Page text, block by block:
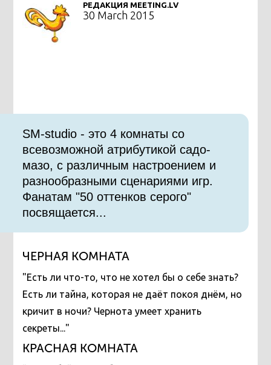
РЕДАКЦИЯ MEETING.LV
30 March 2015
SM-studio - это 4 комнаты со
всевозможной атрибутикой садо-
мазо, с различным настроением и
разнообразными сценариями игр.
Фанатам "50 оттенков серого"
посвящается...
ЧЕРНАЯ КОМНАТА
"Есть ли что-то, что не хотел бы о себе знать?
Есть ли тайна, которая не даёт покоя днём, но
кричит в ночи? Чернота умеет хранить
секреты..."
КРАСНАЯ КОМНАТА